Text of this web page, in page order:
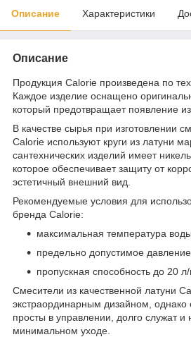
Описание Характеристики
Описание
Продукция Calorie произведена по
Каждое изделие оснащено
который предотвращает появление
В качестве сырья при изготовлении
Calorie используют круги из латуни
сантехнических изделий имеет
которое обеспечивает защиту от
эстетичный внешний вид.
Рекомендуемые условия для
бренда Calorie:
максимальная температура
предельно допустимое
пропускная способность до 20 л/
Смесители из качественной латуни
экстраординарным дизайном,
просты в управлении, долго служат и
минимальном уходе.